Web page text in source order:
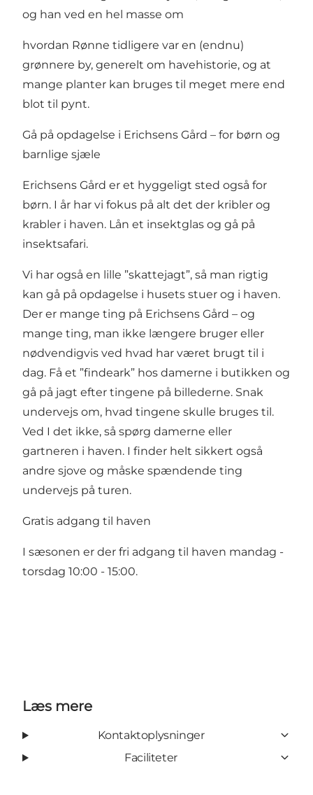
og han ved en hel masse om
hvordan Rønne tidligere var en (endnu)
grønnere by, generelt om havehistorie, og at
mange planter kan bruges til meget mere end
blot til pynt.
Gå på opdagelse i Erichsens Gård – for børn og
barnlige sjæle
Erichsens Gård er et hyggeligt sted også for
børn. I år har vi fokus på alt det der kribler og
krabler i haven. Lån et insektglas og gå på
insektsafari.
Vi har også en lille ”skattejagt”, så man rigtig
kan gå på opdagelse i husets stuer og i haven.
Der er mange ting på Erichsens Gård – og
mange ting, man ikke længere bruger eller
nødvendigvis ved hvad har været brugt til i
dag. Få et ”findeark” hos damerne i butikken og
gå på jagt efter tingene på billederne. Snak
undervejs om, hvad tingene skulle bruges til.
Ved I det ikke, så spørg damerne eller
gartneren i haven. I finder helt sikkert også
andre sjove og måske spændende ting
undervejs på turen.
Gratis adgang til haven
I sæsonen er der fri adgang til haven mandag -
torsdag 10:00 - 15:00.
Læs mere
Kontaktoplysninger
Faciliteter